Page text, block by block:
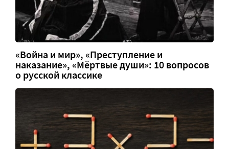
«Война и мир», «Преступление и
наказание», «Мёртвые души»: 10 вопросов
о русской классике